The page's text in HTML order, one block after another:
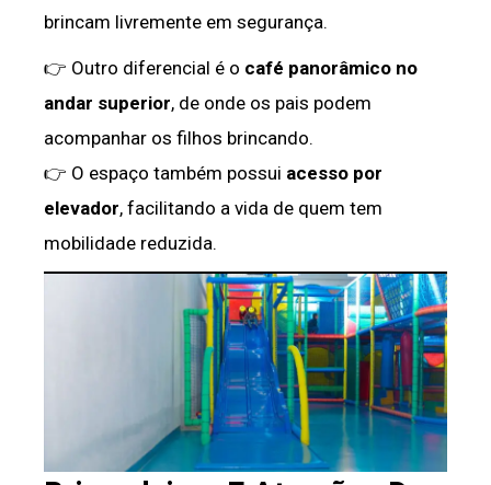
brincam livremente em segurança.
👉 Outro diferencial é o café panorâmico no
andar superior, de onde os pais podem
acompanhar os filhos brincando.
👉 O espaço também possui acesso por
elevador, facilitando a vida de quem tem
mobilidade reduzida.